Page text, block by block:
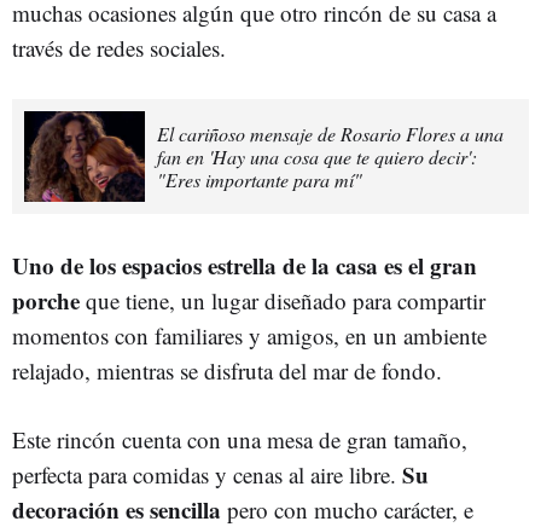
muchas ocasiones algún que otro rincón de su casa a
través de redes sociales.
El cariñoso mensaje de Rosario Flores a una
fan en 'Hay una cosa que te quiero decir':
"Eres importante para mí"
Uno de los espacios estrella de la casa es el gran
porche que tiene, un lugar diseñado para compartir
momentos con familiares y amigos, en un ambiente
relajado, mientras se disfruta del mar de fondo.
Este rincón cuenta con una mesa de gran tamaño,
perfecta para comidas y cenas al aire libre. Su
decoración es sencilla pero con mucho carácter, e